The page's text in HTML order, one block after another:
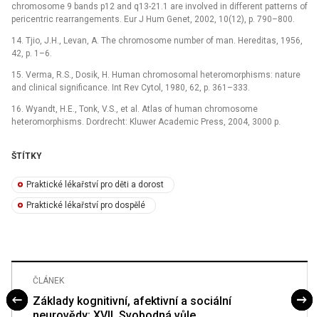
chromosome 9 bands p12 and q13-21.1 are involved in different patterns of
pericentric rearrangements. Eur J Hum Genet, 2002, 10(12), p. 790–800.
14. Tjio, J.H., Levan, A. The chromosome number of man. Hereditas, 1956,
42, p. 1–6.
15. Verma, R.S., Dosik, H. Human chromosomal heteromorphisms: nature
and clinical significance. Int Rev Cytol, 1980, 62, p. 361–333.
16. Wyandt, H.E., Tonk, V.S., et al. Atlas of human chromosome
heteromorphisms. Dordrecht: Kluwer Academic Press, 2004, 3000 p.
ŠTÍTKY
Praktické lékařství pro děti a dorost
Praktické lékařství pro dospělé
ČLÁNEK
Základy kognitivní, afektivní a sociální